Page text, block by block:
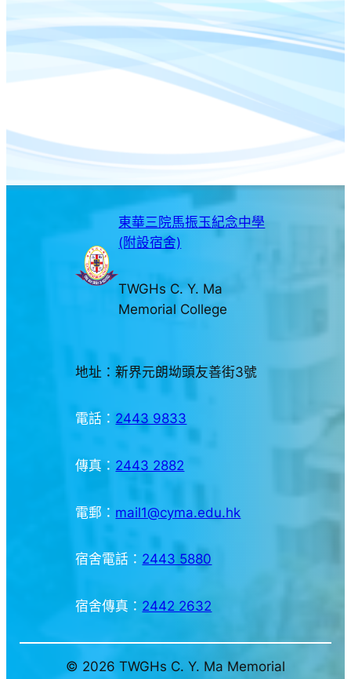
東華三院馬振玉紀念中學
(附設宿舍)
TWGHs C. Y. Ma
Memorial College
地址：新界元朗坳頭友善街3號
電話： 2443 9833
傳真： 2443 2882
電郵： mail1@cyma.edu.hk
宿舍電話： 2443 5880
宿舍傳真： 2442 2632
© 2026 TWGHs C. Y. Ma Memorial